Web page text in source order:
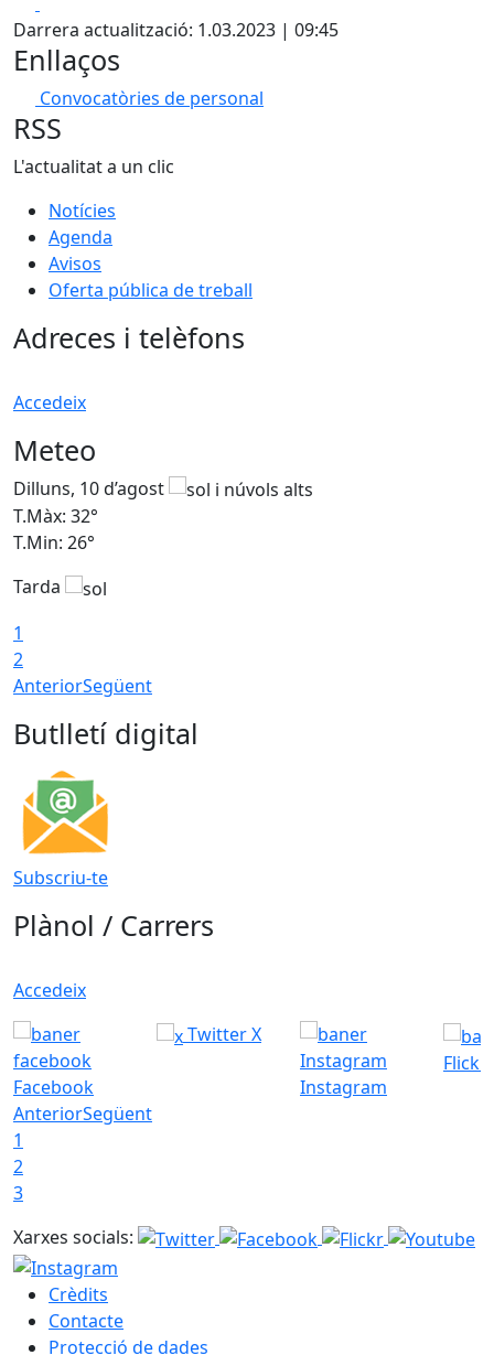
Darrera actualització: 1.03.2023 | 09:45
Enllaços
Convocatòries de personal
RSS
L'actualitat a un clic
Notícies
Agenda
Avisos
Oferta pública de treball
Adreces i telèfons
Accedeix
Meteo
Dilluns, 10 d’agost
T.Màx: 32°
T.Min: 26°
Tarda
1
2
AnteriorSegüent
Butlletí digital
Subscriu-te
Plànol / Carrers
Accedeix
Facebook
Twitter X
Instagram
Flickr
AnteriorSegüent
1
2
3
Xarxes socials:
Crèdits
Contacte
Protecció de dades